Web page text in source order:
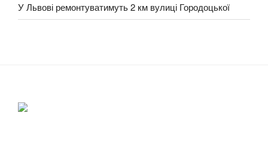
У Львові ремонтуватимуть 2 км вулиці Городоцької